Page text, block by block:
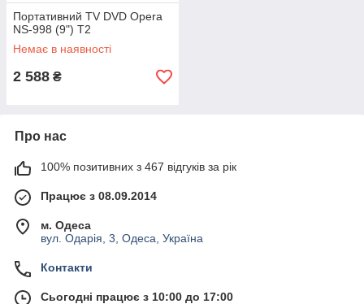
Портативний TV DVD Opera
NS-998 (9") T2
Немає в наявності
2 588 ₴
Про нас
100% позитивних з 467 відгуків за рік
Працює з 08.09.2014
м. Одеса
вул. Одарія, 3, Одеса, Україна
Контакти
Сьогодні працює з 10:00 до 17:00